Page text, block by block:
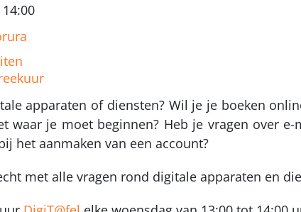
apparaten of diensten? Wil je je boeken
waar je moet beginnen? Heb je vragen over e-
het aanmaken van een account?
met alle vragen rond digitale apparaten en